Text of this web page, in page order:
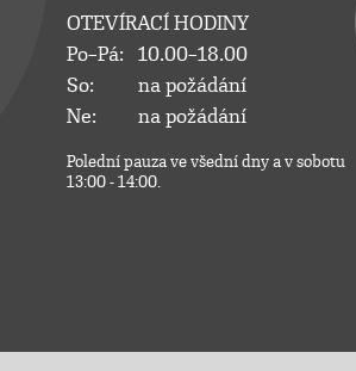
OTEVÍRACÍ HODINY
Po–Pá:
10.00–18.00
So:
na požádání
Ne:
na požádání
Polední pauza ve všední dny a v sobotu
13:00 - 14:00.